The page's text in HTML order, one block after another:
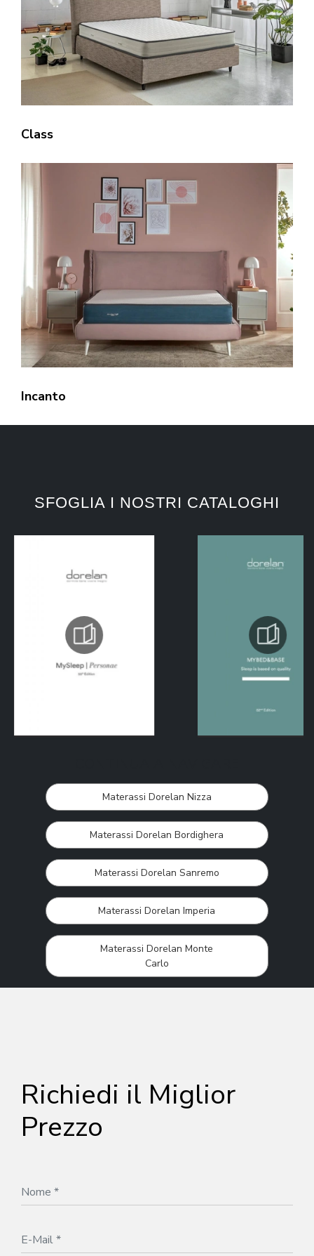
Class
Incanto
SFOGLIA I NOSTRI CATALOGHI
Materassi Dorelan Nizza
Materassi Dorelan Bordighera
Materassi Dorelan Sanremo
Materassi Dorelan Imperia
Materassi Dorelan Monte
Carlo
Richiedi il Miglior
Prezzo